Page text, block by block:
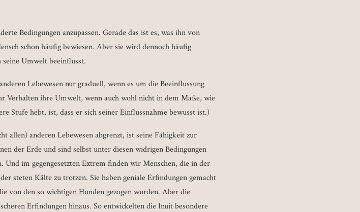
Bedingungen anzupassen. Gerade das ist es, was ihn von
schon häufig bewiesen. Aber sie wird dennoch häufig
Umwelt beeinflusst.
Lebewesen nur graduell, wenn es um die Beeinflussung
Verhalten ihre Umwelt, wenn auch wohl nicht in dem Maße, wie
Stufe hebt, ist, dass er sich seiner Einflussnahme bewusst ist.)
allen) anderen Lebewesen abgrenzt, ist seine Fähigkeit zur
der Erde und sind selbst unter diesen widrigen Bedingungen
im gegengesetzten Extrem finden wir Menschen, die in der
steten Kälte zu trotzen. Sie haben geniale Erfindungen gemacht
von den so wichtigen Hunden gezogen wurden. Aber die
Erfindungen hinaus. So entwickelten die Inuit besondere